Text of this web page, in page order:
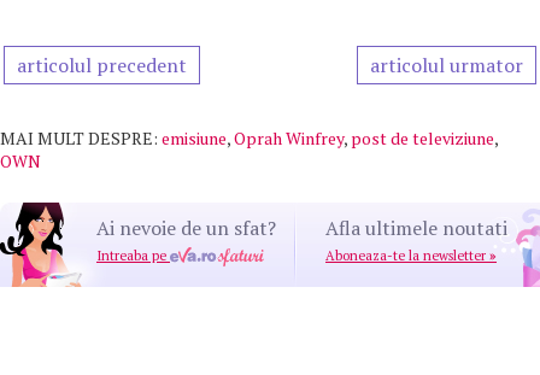
articolul precedent articolul urmator
MAI MULT DESPRE: emisiune,Oprah Winfrey, post de televiziune,
OWN
Ai nevoie de un sfat?
Intreaba pe
Afla ultimele noutati
Aboneaza-te la newsletter »